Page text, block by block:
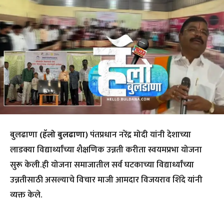
बुलढाणा(हॅलो बुलढाणा)पंतप्रधान नरेंद्र मोदी यांनी देशाच्या
लाडक्या विद्यार्थ्यांच्या शैक्षणिक उन्नती करीता स्वयमप्रभा योजना
सुरू केली.ही योजना समाजातील सर्व घटकाच्या विद्यार्ध्यांच्या
उन्नतीसाठी असल्याचे विचार माजी आमदार विजयराव शिंदे यांनी
व्यक्त केले.